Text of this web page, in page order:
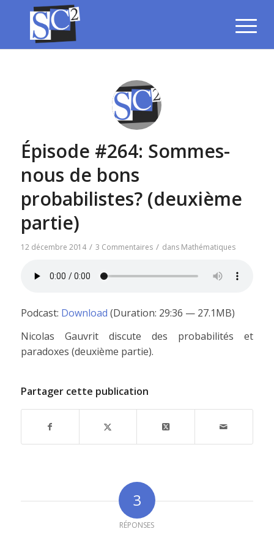
Épisode #264: Sommes-
nous de bons
probabilistes? (deuxième
partie)
12 décembre 2014 / 3 Commentaires / dans Mathématiques
Podcast: Download (Duration: 29:36 — 27.1MB)
Nicolas Gauvrit discute des probabilités et
paradoxes (deuxième partie).
Partager cette publication
3
RÉPONSES